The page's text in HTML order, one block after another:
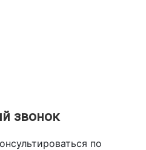
звонок
по